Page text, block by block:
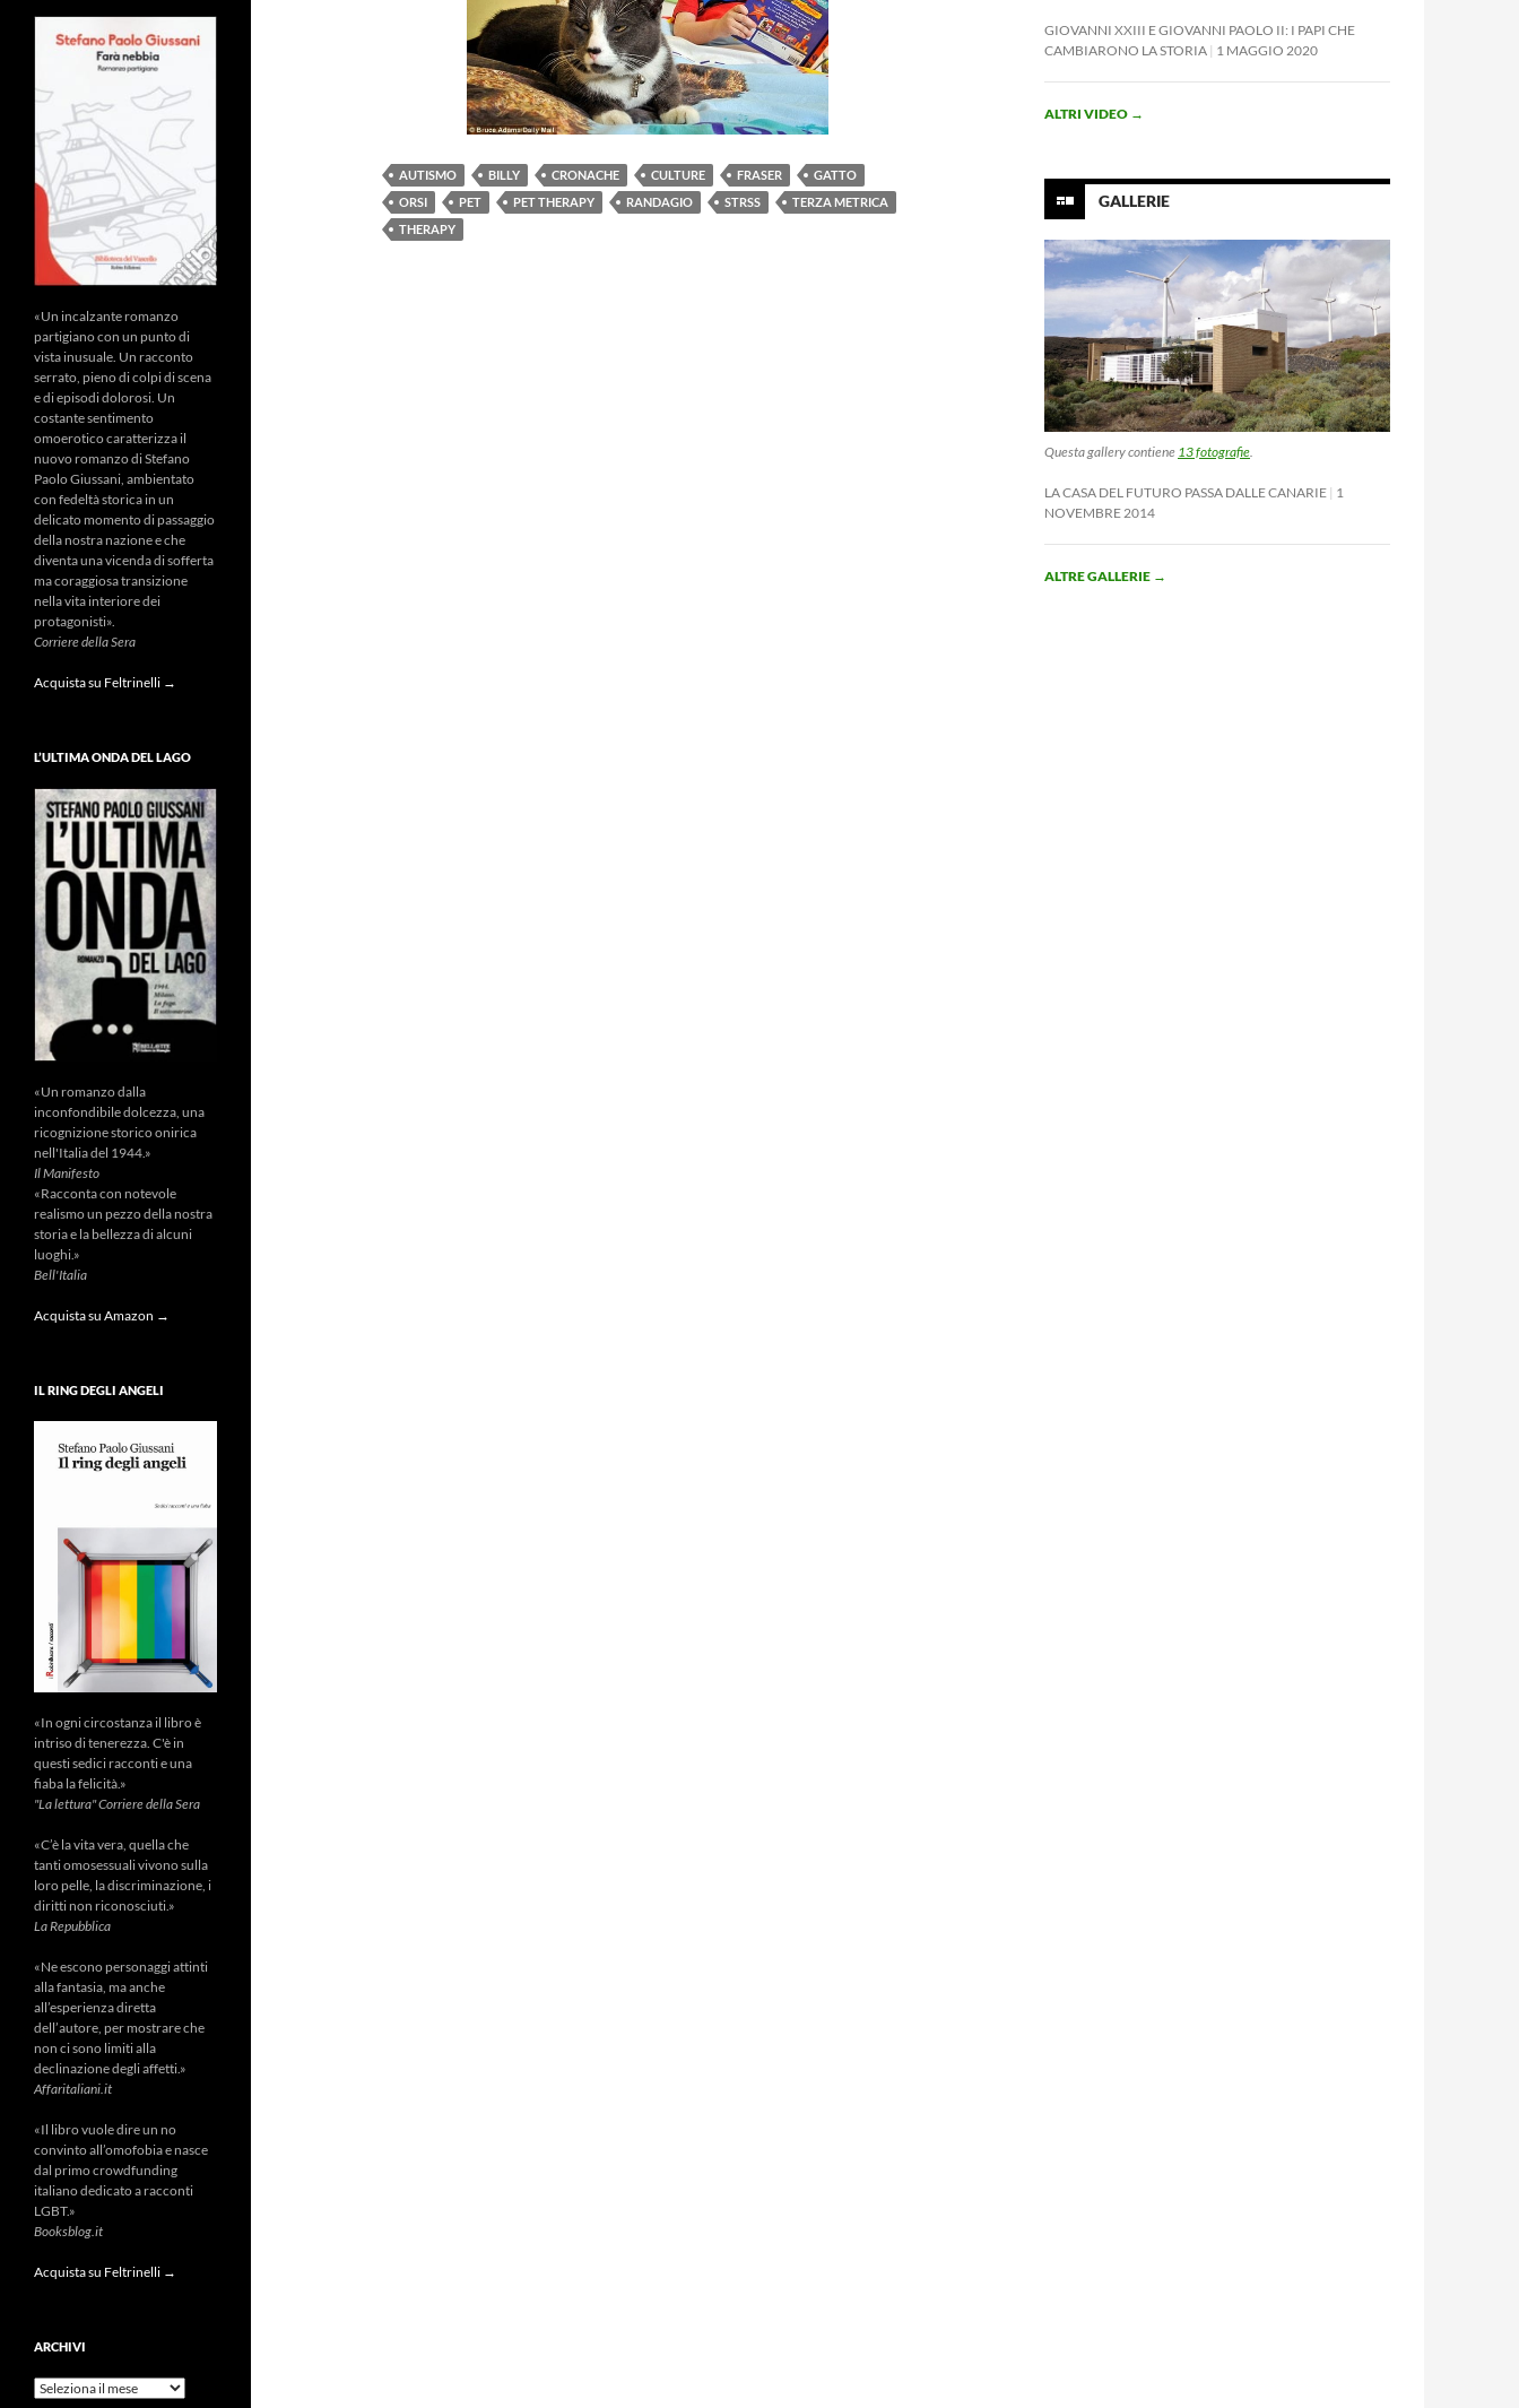
AUTISMO BILLY CRONACHE CULTURE FRASER
GATTO
ORSI
PET PET THERAPY RANDAGIO STRSS
TERZA METRICA
THERAPY
GIOVANNI XXIII E GIOVANNI PAOLO II: I PAPI CHE
CAMBIARONO LA STORIA 1 MAGGIO 2020
ALTRI VIDEO →
GALLERIE
Questa gallery contiene 13 fotografie.
LA CASA DEL FUTURO PASSA DALLE CANARIE 1
NOVEMBRE 2014
ALTRE GALLERIE →
«Un incalzante romanzo
partigiano con un punto di
vista inusuale. Un racconto
serrato, pieno di colpi di scena
e di episodi dolorosi. Un
costante sentimento
omoerotico caratterizza il
nuovo romanzo di Stefano
Paolo Giussani, ambientato
con fedeltà storica in un
delicato momento di passaggio
della nostra nazione e che
diventa una vicenda di sofferta
ma coraggiosa transizione
nella vita interiore dei
protagonisti».
Corriere della Sera
Acquista su Feltrinelli →
L’ULTIMA ONDA DEL LAGO
«Un romanzo dalla
inconfondibile dolcezza, una
ricognizione storico onirica
nell'Italia del 1944.»
Il Manifesto
«Racconta con notevole
realismo un pezzo della nostra
storia e la bellezza di alcuni
luoghi.»
Bell'Italia
Acquista su Amazon →
IL RING DEGLI ANGELI
«In ogni circostanza il libro è
intriso di tenerezza. C'è in
questi sedici racconti e una
fiaba la felicità.»
"La lettura" Corriere della Sera
«C’è la vita vera, quella che
tanti omosessuali vivono sulla
loro pelle, la discriminazione, i
diritti non riconosciuti.»
La Repubblica
«Ne escono personaggi attinti
alla fantasia, ma anche
all’esperienza diretta
dell’autore, per mostrare che
non ci sono limiti alla
declinazione degli affetti.»
Affaritaliani.it
«Il libro vuole dire un no
convinto all’omofobia e nasce
dal primo crowdfunding
italiano dedicato a racconti
LGBT.»
Booksblog.it
Acquista su Feltrinelli →
ARCHIVI
Archivi